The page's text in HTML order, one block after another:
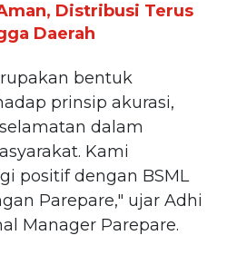
Distribusi Terus
Daerah
bentuk
prinsip akurasi,
dalam
Kami
positif dengan BSML
Parepare," ujar Adhi
Manager Parepare.